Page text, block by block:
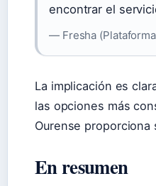
encontrar el
— Fresha
La implicación es
las opciones más
Ourense
En resumen